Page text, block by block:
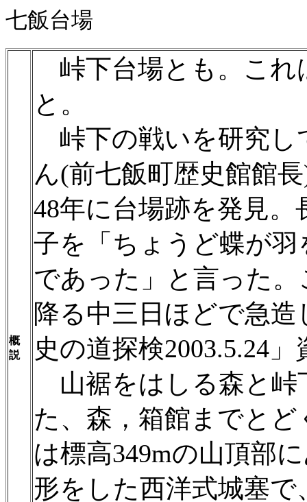
七飯台場
概
説
峠下台場とも。これ
と。
峠下の戦いを研究し
ん(前七飯町歴史館館
48年に台場跡を発見
子を「ちょうど蝶が
であった」と言った
降る中三日ほどで急
史の道探検2003.5.24
山裾をはしる森と峠
た、森，箱館までと
は標高349mの山頂部
形をした西洋式城塞